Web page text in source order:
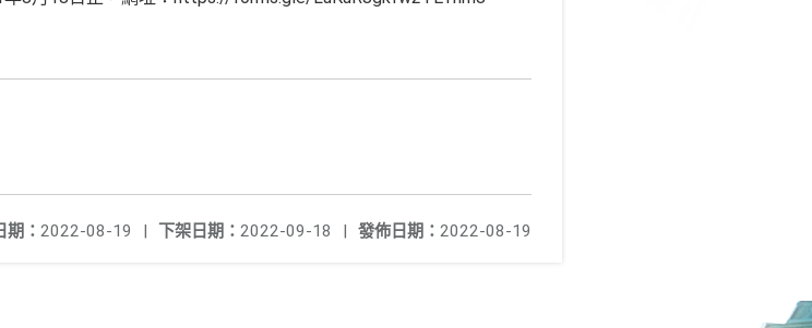
發佈日期： 2022-08-19
下架日期： 2022-09-18 |
期： 2022-08-19 |